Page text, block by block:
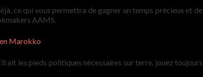
ce qui vous permettra de gagner un temps précieux et de
AAMS.
Marokko
ait les pieds politiques nécessaires sur terre, jouez toujours